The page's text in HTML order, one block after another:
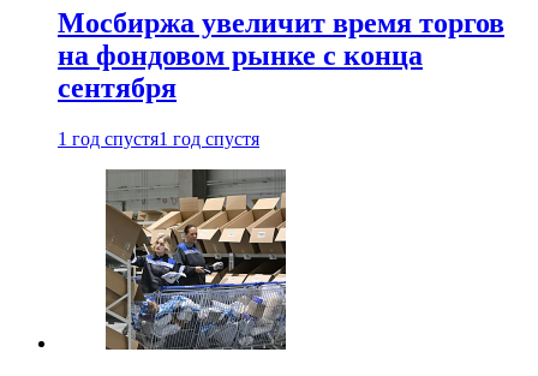
Мосбиржа увеличит время торгов
на фондовом рынке с конца
сентября
1 год спустя1 год спустя